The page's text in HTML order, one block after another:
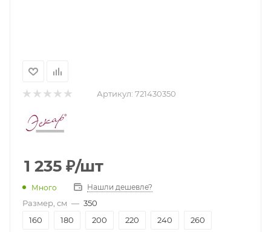
Артикул: 721430350
1 235 ₽/шт
Много Нашли дешевле?
Размер, см — 350
160
180 200 220 240 260